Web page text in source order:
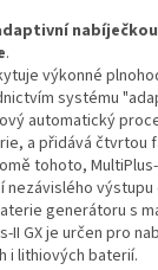
.
výkonné
systému
automatický
a přidává čtvrtou
tohoto,
nezávislého
generátoru s
II GX je určen pro
i lithiových baterií.